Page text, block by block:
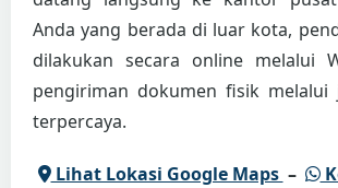
Anda yang berada di luar kota,
dilakukan secara online melalui
pengiriman dokumen fisik melalui
terpercaya.
Lihat Lokasi Google Maps –